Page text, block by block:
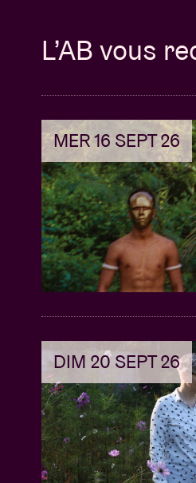
des réservations
refusent des
Cette
économique et
signifie encore
FYI : le même
talk, puis
L’AB vous
MER 16 SEPT 26
DIM 20 SEPT 26